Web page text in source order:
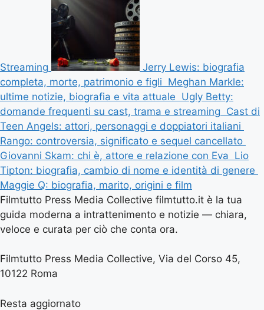
Streaming
Jerry Lewis: biografia
completa, morte, patrimonio e figli Meghan Markle:
ultime notizie, biografia e vita attuale Ugly Betty:
domande frequenti su cast, trama e streaming Cast di
Teen Angels: attori, personaggi e doppiatori italiani
Rango: controversia, significato e sequel cancellato
Giovanni Skam: chi è, attore e relazione con Eva Lio
Tipton: biografia, cambio di nome e identità di genere
Maggie Q: biografia, marito, origini e film
Filmtutto Press Media Collective filmtutto.it è la tua
guida moderna a intrattenimento e notizie — chiara,
veloce e curata per ciò che conta ora.
Filmtutto Press Media Collective, Via del Corso 45,
10122 Roma
Resta aggiornato